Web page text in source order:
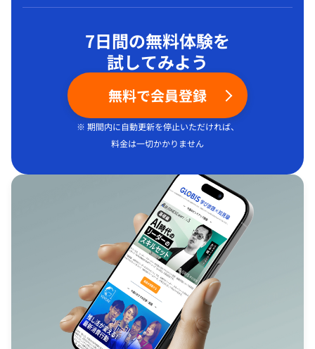
7日間の無料体験を
試してみよう
無料で会員登録
※ 期間内に自動更新を停止いただければ、
料金は一切かかりません